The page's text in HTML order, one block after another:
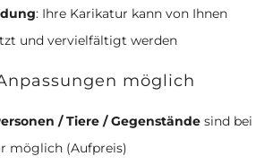
: Ihre Karikatur kann von Ihnen
und vervielfältigt werden
möglich
/ Tiere / Gegenstände sind bei
möglich (Aufpreis)